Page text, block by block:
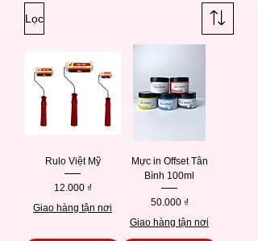
Lọc
Rulo Việt Mỹ
Giá
12.000 ₫
Giao hàng tận nơi
Mực in Offset Tân
Bình 100ml
Giá
50.000 ₫
Giao hàng tận nơi